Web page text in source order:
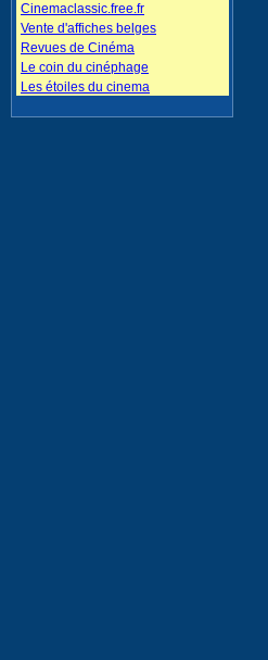
Cinemaclassic.free.fr
Vente d'affiches belges
Revues de Cinéma
Le coin du cinéphage
Les étoiles du cinema